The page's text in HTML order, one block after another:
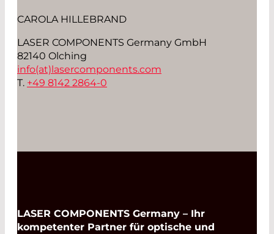
CAROLA HILLEBRAND
LASER COMPONENTS Germany GmbH
82140 Olching
info(at) lasercomponents.com
T. +49 8142 2864-0
LASER COMPONENTS Germany – Ihr
kompetenter Partner für optische und